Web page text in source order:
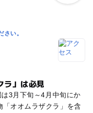
い。
ラ」は必見
3月下旬～4月中旬にか
オオムラザクラ」を含